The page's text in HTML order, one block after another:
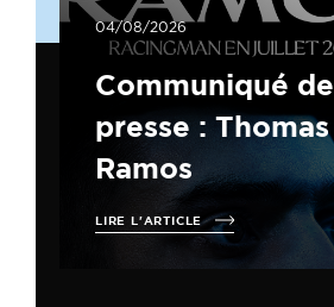
04/08/2026
Communiqué de
presse : Thomas
Ramos
LIRE L'ARTICLE